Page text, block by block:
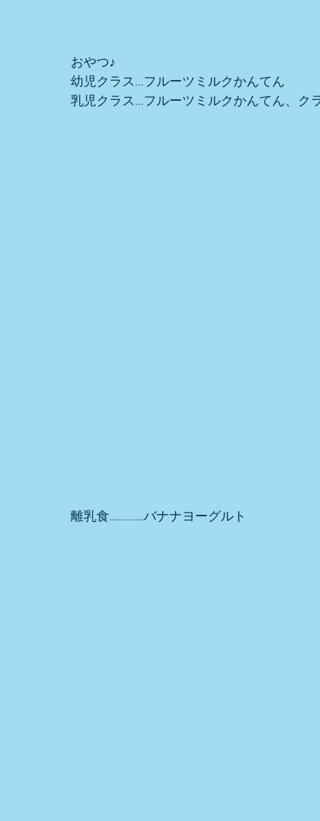
おやつ♪
幼児クラス…フルーツミルクかんてん
乳児クラス…フルーツミルクかんてん、ク
離乳食…………バナナヨーグルト